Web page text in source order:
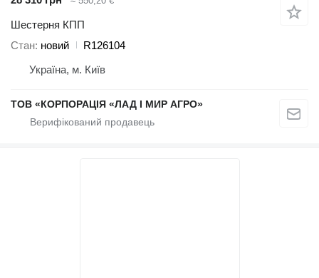
Шестерня КПП
Стан новий
R126104
Україна, м. Київ
ТОВ «КОРПОРАЦІЯ «ЛАД І МИР АГРО»